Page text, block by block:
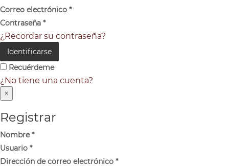
Correo electrónico *
Contraseña *
¿Recordar su contraseña?
Identificarse
Recuérdeme
¿No tiene una cuenta?
×
Registrar
Nombre*
Usuario *
Dirección de correo electrónico *